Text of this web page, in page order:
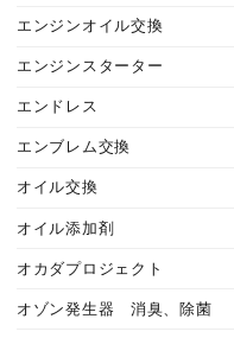
エンジンオイル交換
エンジンスターター
エンドレス
エンブレム交換
オイル交換
オイル添加剤
オカダプロジェクト
オゾン発生器 消臭、除菌